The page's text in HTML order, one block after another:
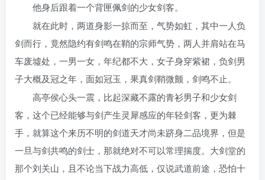
他身后跟着一个背匣佩剑的少女剑客。
就在此时，两道身影一掠而至，气势如虹，其中一人负
剑而行，竟然隐约有剑鸣在鞘的宗师气势，两人并肩站在马
车废墟处，一男一女，年纪都不大，女子身穿紫裙，负剑男
子大概及冠之年，面如冠玉，果真剑鞘微颤，剑鸣不止。
高亭侯心头一震，比起深藏不露的青衫男子和少女剑
客，这个已经能够与剑产生灵犀感应的年轻剑客，更为棘
手，就算这个来历不明的剑道天才尚未跻身二品境界，但是
一旦与剑共鸣的剑士，那就绝对不可以常理揣度。大剑堂的
那个刘关山，且不论当下战力高低，仅说武道前途，恐怕十